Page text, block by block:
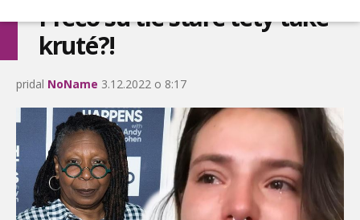
Prečo sú tie staré tety také
kruté?!
pridal NoName 3.12.2022 o 8:17